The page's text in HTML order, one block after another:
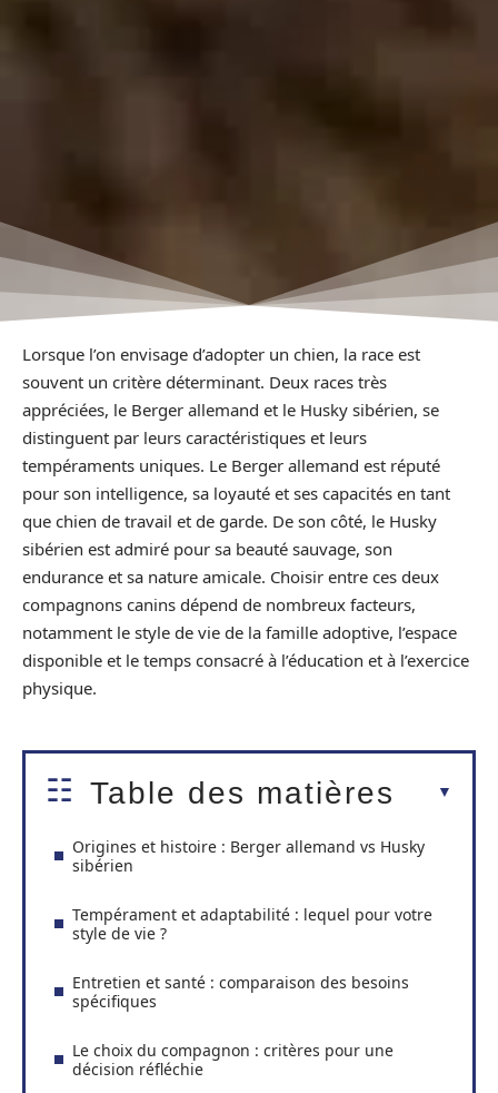
Lorsque l’on envisage d’adopter un chien, la race est
souvent un critère déterminant. Deux races très
appréciées, le Berger allemand et le Husky sibérien, se
distinguent par leurs caractéristiques et leurs
tempéraments uniques. Le Berger allemand est réputé
pour son intelligence, sa loyauté et ses capacités en tant
que chien de travail et de garde. De son côté, le Husky
sibérien est admiré pour sa beauté sauvage, son
endurance et sa nature amicale. Choisir entre ces deux
compagnons canins dépend de nombreux facteurs,
notamment le style de vie de la famille adoptive, l’espace
disponible et le temps consacré à l’éducation et à l’exercice
physique.
Table des matières
Origines et histoire : Berger allemand vs Husky
sibérien
Tempérament et adaptabilité : lequel pour votre
style de vie ?
Entretien et santé : comparaison des besoins
spécifiques
Le choix du compagnon : critères pour une
décision réfléchie